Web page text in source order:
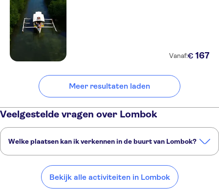
Vanaf:€ 167
Meer resultaten laden
Veelgestelde vragen over Lombok
Welke plaatsen kan ik verkennen in de buurt van Lombok?
buurt van Lombok:
Bekijk alle activiteiten in Lombok